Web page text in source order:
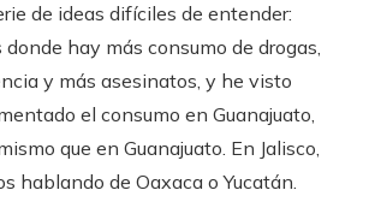
de ideas difíciles de entender:
donde hay más consumo de drogas,
y más asesinatos, y he visto
el consumo en Guanajuato,
que en Guanajuato. En Jalisco,
hablando de Oaxaca o Yucatán.